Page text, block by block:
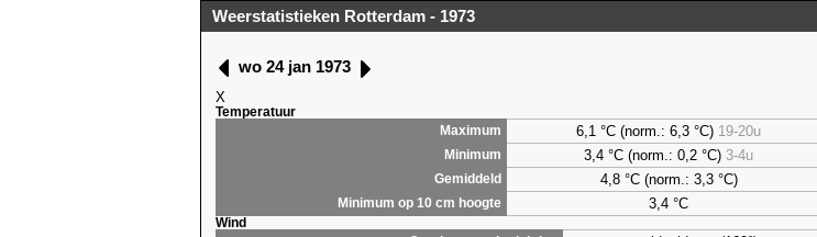
Weerstatistieken Rotterdam - 1973
wo 24 jan 1973
X
Temperatuur
Maximum
6,1 °C (norm.: 6,3 °C) 19-20u
Minimum 3,4 °C (norm.: 0,2 °C) 3-4u
Gemiddeld 4,8 °C (norm.: 3,3 °C)
Minimum op 10 cm hoogte 3,4 °C
Wind